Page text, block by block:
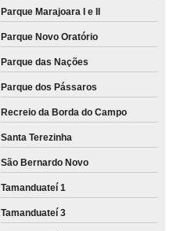
Parque Marajoara I e II
Parque Novo Oratório
Parque das Nações
Parque dos Pássaros
Recreio da Borda do Campo
Santa Terezinha
São Bernardo Novo
Tamanduateí 1
Tamanduateí 3